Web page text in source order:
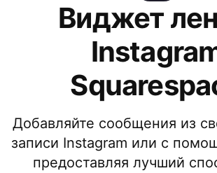
Виджет
Добавляйте сообщения из
записи Instagram или с
предоставляя лучший